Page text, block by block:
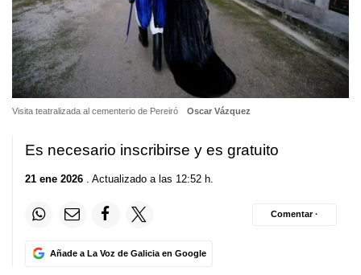
Visita teatralizada al cementerio de Pereiró Oscar Vázquez
Es necesario inscribirse y es gratuito
21 ene 2026 . Actualizado a las 12:52 h.
Añade a La Voz de Galicia en Google
Comentar ·